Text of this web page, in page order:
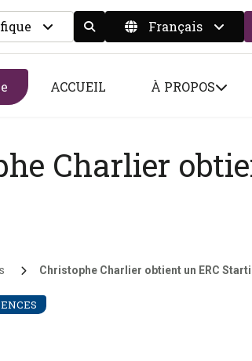
Display the search form
Français
ACCUEIL À PROPOS
Charlier
Christophe Charlier obtient un ERC